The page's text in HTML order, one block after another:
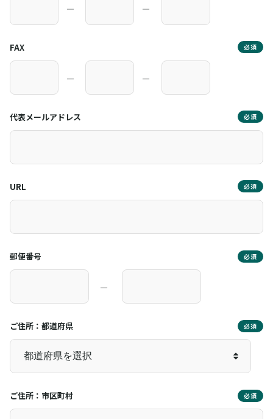
― ―
FAX 必須
― ―
代表メールアドレス 必須
URL 必須
郵便番号 必須
―
ご住所：都道府県 必須
ご住所：市区町村 必須